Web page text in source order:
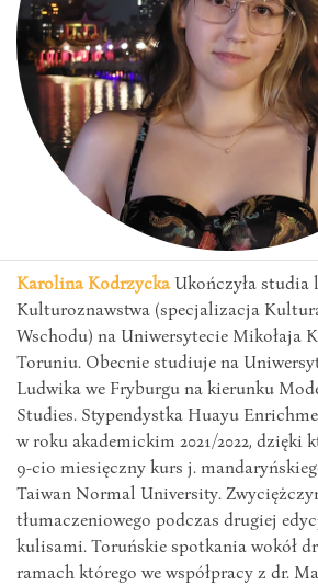
Karolina KodrzyckaUkończyła studia
Kulturoznawstwa (specjalizacja
Wschodu) na Uniwersytecie Mikołaja
Toruniu. Obecnie studiuje na
Ludwika we Fryburgu na kierunku
Studies. Stypendystka Huayu
w roku akademickim 2021/2022, dzięki
9-cio miesięczny kurs j.
Taiwan Normal University.
tłumaczeniowego podczas drugiej
kulisami. Toruńskie spotkania wokół
ramach którego we współpracy z dr.